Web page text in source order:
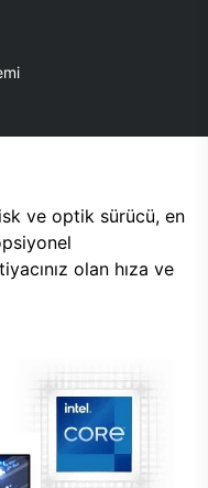
ve optik sürücü, en
olan hıza ve